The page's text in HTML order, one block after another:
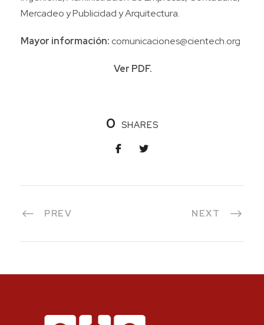
Mercadeo y Publicidad y Arquitectura.
Mayor información: comunicaciones@cientech.org
Ver PDF.
0 SHARES
PREV NEXT